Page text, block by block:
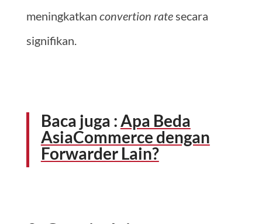
meningkatkan convertion ratesecara
signifikan.
Baca juga : Apa Beda
AsiaCommerce dengan
Forwarder Lain?